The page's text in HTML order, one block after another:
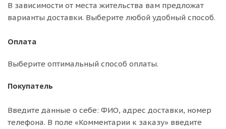
В зависимости от места жительства вам предложат
варианты доставки. Выберите любой удобный способ.
Оплата
Выберите оптимальный способ оплаты.
Покупатель
Введите данные о себе: ФИО, адрес доставки, номер
телефона. В поле «Комментарии к заказу» введите